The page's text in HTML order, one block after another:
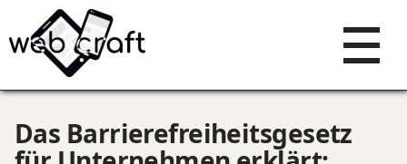
Das Barrierefreiheitsgesetz